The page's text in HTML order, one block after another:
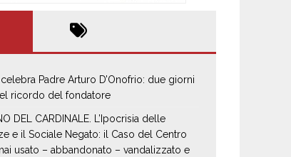
Padre Arturo D’Onofrio: due giorni
ricordo del fondatore
DEL CARDINALE. L’Ipocrisia delle
e il Sociale Negato: il Caso del Centro
usato – abbandonato – vandalizzato e